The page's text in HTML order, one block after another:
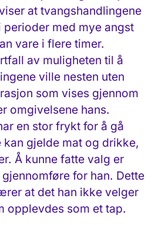
at tvangshandlingene
med mye angst
vare i flere timer.
av muligheten til å
ville nesten uten
som vises gjennom
omgivelsene hans.
en stor frykt for å gå
gjelde mat og drikke,
Å kunne fatte valg er
for han. Dette
at det han ikke velger
opplevdes som et tap.